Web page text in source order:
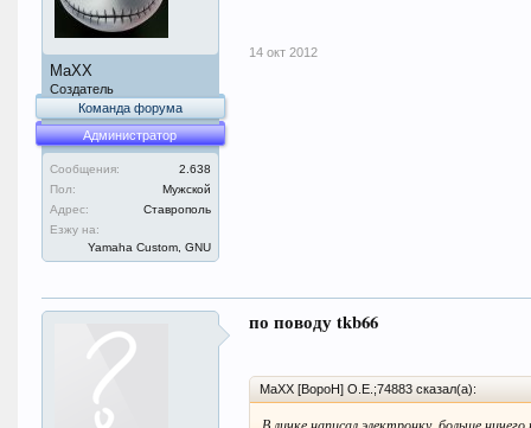
MaXX
Создатель
Команда форума
Администратор
Сообщения:
2.638
Пол:
Мужской
Адрес:
Ставрополь
Езжу на:
Yamaha Custom, GNU
14 окт 2012
по поводу tkb66
MaXX [BopoH] O.E.;74883 сказал(а):
В личке написал электронку, больше ничего